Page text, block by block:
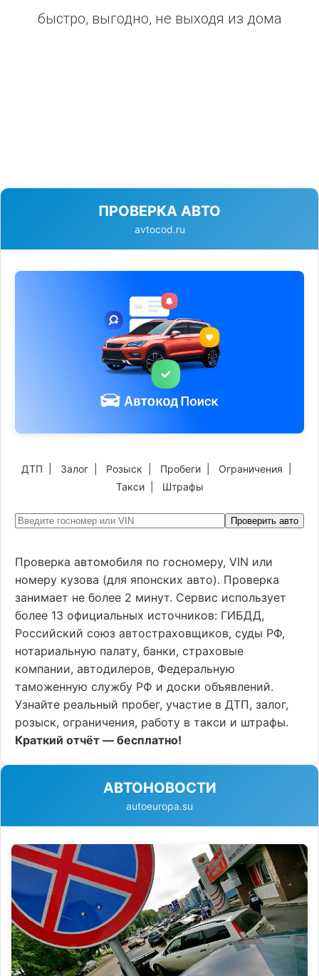
быстро, выгодно, не выходя из дома
ПРОВЕРКА АВТО
avtocod.ru
ДТП Залог Розыск Пробеги Ограничения
Такси| Штрафы
Проверить авто
Проверка автомобиля по госномеру, VIN или
номеру кузова (для японских авто). Проверка
занимает не более 2 минут. Сервис использует
более 13 официальных источников: ГИБДД,
Российский союз автостраховщиков, суды РФ,
нотариальную палату, банки, страховые
компании, автодилеров, Федеральную
таможенную службу РФ и доски объявлений.
Узнайте реальный пробег, участие в ДТП, залог,
розыск, ограничения, работу в такси и штрафы.
Краткий отчёт — бесплатно!
АВТОНОВОСТИ
autoeuropa.su